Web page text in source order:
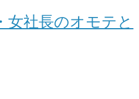
女社長のオモテと